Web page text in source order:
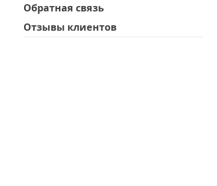
Обратная связь
Отзывы клиентов